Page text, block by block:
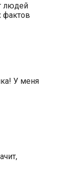
людей
фактов
У меня